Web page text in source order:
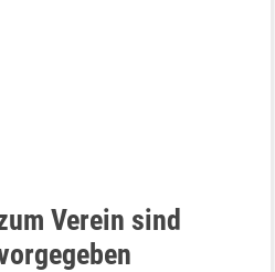
Verein sind